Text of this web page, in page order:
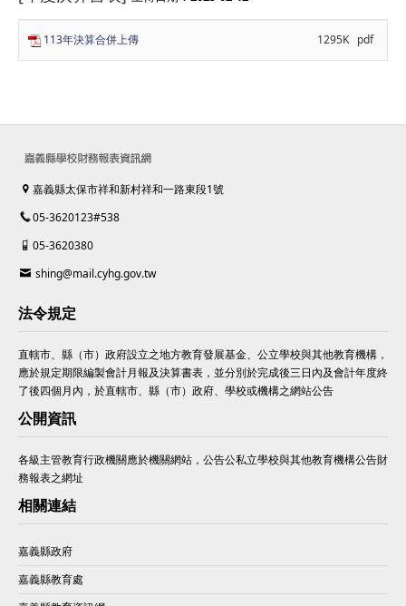
113年決算合併上傳 1295K pdf
嘉義縣太保市祥和新村祥和一路東段1號
05-3620123#538
05-3620380
shing@mail.cyhg.gov.tw
法令規定
直轄市、縣（市）政府設立之地方教育發展基金、公立學校與其他教育機構，
應於規定期限編製會計月報及決算書表，並分別於完成後三日內及會計年度終
了後四個月內，於直轄市、縣（市）政府、學校或機構之網站公告
公開資訊
各級主管教育行政機關應於機關網站，公告公私立學校與其他教育機構公告財
務報表之網址
相關連結
嘉義縣政府
嘉義縣教育處